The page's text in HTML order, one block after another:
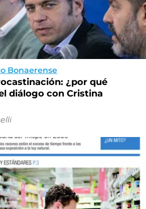
Bonaerense
¿por qué
diálogo con Cristina